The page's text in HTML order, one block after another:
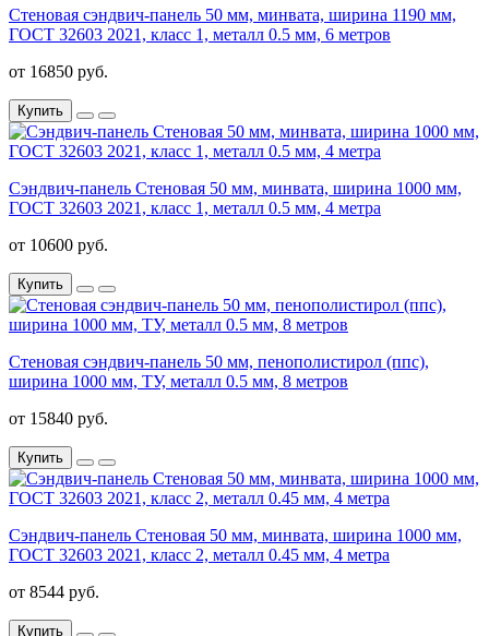
Стеновая сэндвич-панель 50 мм, минвата, ширина 1190 мм,
ГОСТ 32603 2021, класс 1, металл 0.5 мм, 6 метров
от 16850 руб.
Купить
Сэндвич-панель Стеновая 50 мм, минвата, ширина 1000 мм,
ГОСТ 32603 2021, класс 1, металл 0.5 мм, 4 метра
от 10600 руб.
Купить
Стеновая сэндвич-панель 50 мм, пенополистирол (ппс),
ширина 1000 мм, ТУ, металл 0.5 мм, 8 метров
от 15840 руб.
Купить
Сэндвич-панель Стеновая 50 мм, минвата, ширина 1000 мм,
ГОСТ 32603 2021, класс 2, металл 0.45 мм, 4 метра
от 8544 руб.
Купить